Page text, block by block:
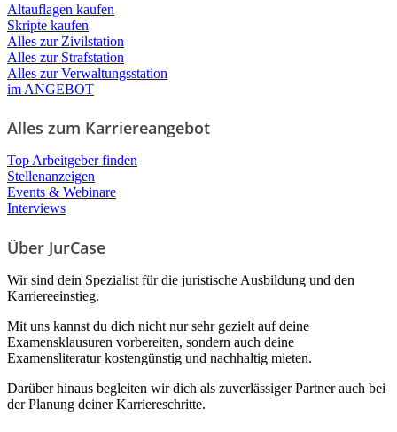
Altauflagen kaufen
Skripte kaufen
Alles zur Zivilstation
Alles zur Strafstation
Alles zur Verwaltungsstation
im ANGEBOT
Alles zum Karriereangebot
Top Arbeitgeber finden
Stellenanzeigen
Events & Webinare
Interviews
Über JurCase
Wir sind dein Spezialist für die juristische Ausbildung und den
Karriereeinstieg.
Mit uns kannst du dich nicht nur sehr gezielt auf deine
Examensklausuren vorbereiten, sondern auch deine
Examensliteratur kostengünstig und nachhaltig mieten.
Darüber hinaus begleiten wir dich als zuverlässiger Partner auch bei
der Planung deiner Karriereschritte.